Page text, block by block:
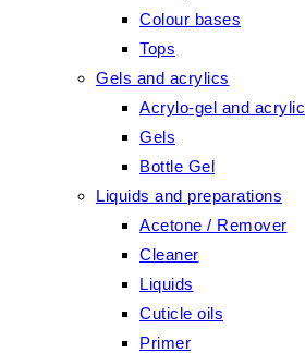
Colour bases
Tops
Gels and acrylics
Acrylo-gel and acrylic
Gels
Bottle Gel
Liquids and preparations
Acetone / Remover
Cleaner
Liquids
Cuticle oils
Primer